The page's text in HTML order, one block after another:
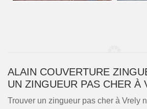
ALAIN COUVERTURE
UN ZINGUEUR PAS CHER À
Trouver un zingueur pas cher à Vrely